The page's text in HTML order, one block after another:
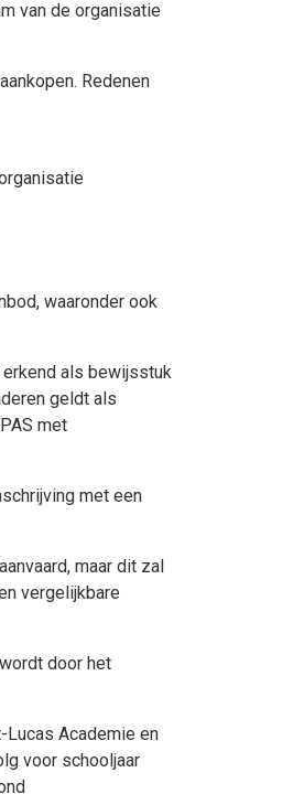
van de organisatie
Redenen
waaronder ook
als bewijsstuk
geldt als
met
met een
maar dit zal
vergelijkbare
door het
Lucas Academie en
voor schooljaar